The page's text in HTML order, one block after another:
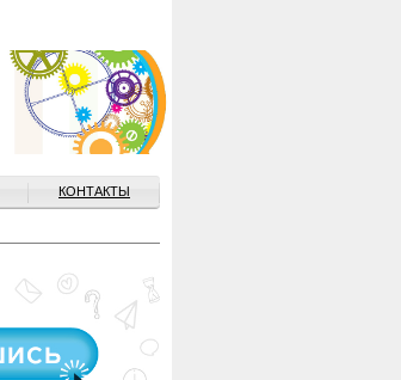
КОНТАКТЫ